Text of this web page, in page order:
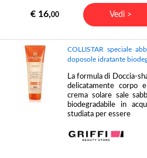
€ 16,00 Vedi >
COLLISTAR speciale
doposole idratante
La formula di Doccia-
delicatamente corpo
crema solare sale
biodegradabile in
studiata per essere